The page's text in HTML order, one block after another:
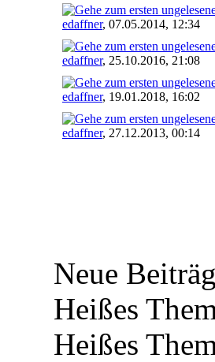
edaffner, 07.05.2014, 12:34
edaffner, 25.10.2016, 21:08
edaffner, 19.01.2018, 16:02
edaffner, 27.12.2013, 00:14
Neue
Heißes
Heißes